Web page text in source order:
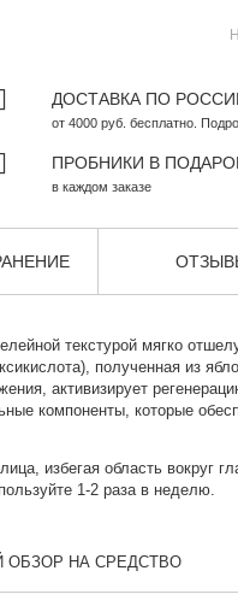
ДОСТАВКА ПО
от 4000 руб. бесплатно.
ПРОБНИКИ В
в каждом заказе
текстурой мягко
полученная из
активизирует
компоненты, которые
избегая область вокруг
1-2 раза в неделю.
НА СРЕДСТВО